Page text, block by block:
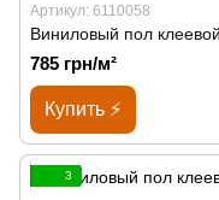
Артикул: 6110058
Виниловый пол
785 грн/м²
Купить ⚡
3